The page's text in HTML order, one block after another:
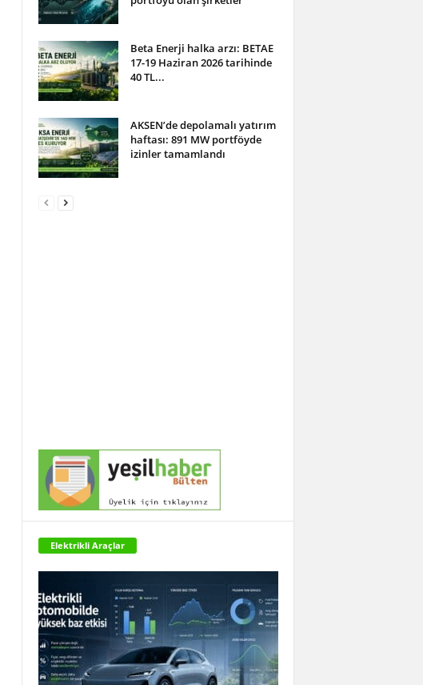
Beta Enerji halka arzı: BETAE
17-19 Haziran 2026 tarihinde
40 TL...
AKSEN’de depolamalı yatırım
haftası: 891 MW portföyde
izinler tamamlandı
Elektrikli Araçlar